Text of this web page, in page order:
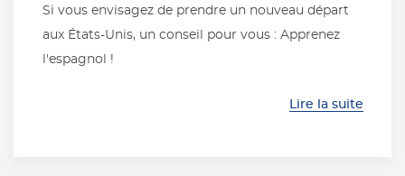
Si vous envisagez de prendre un nouveau départ
aux États-Unis, un conseil pour vous : Apprenez
l'espagnol !
Lire la suite